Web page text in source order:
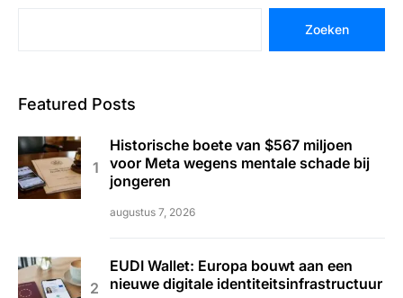
Zoeken
Featured Posts
Historische boete van $567 miljoen
voor Meta wegens mentale schade bij
jongeren
augustus 7, 2026
EUDI Wallet: Europa bouwt aan een
nieuwe digitale identiteitsinfrastructuur